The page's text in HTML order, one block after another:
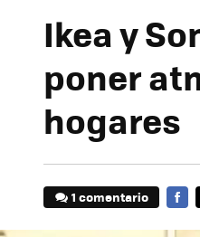
Ikea y
poner
hogares
1 comentario